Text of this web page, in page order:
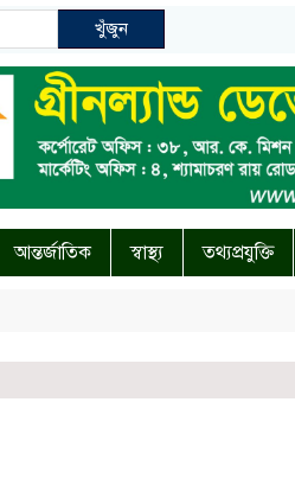
খুঁজুন
আন্তর্জাতিক স্বাস্থ্য তথ্যপ্রযুক্তি